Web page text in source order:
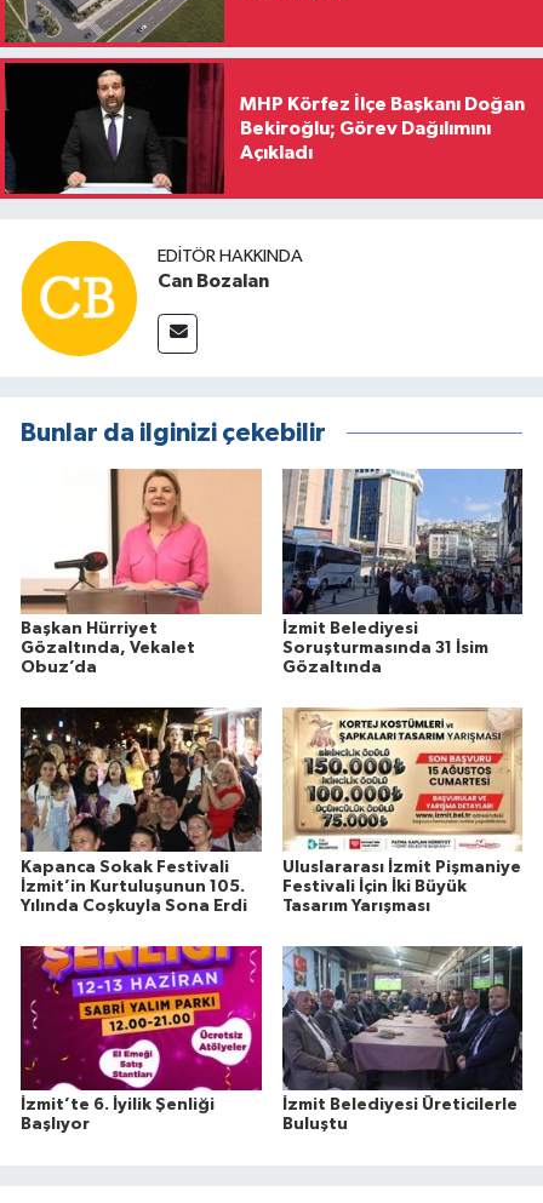
MHP Körfez İlçe Başkanı Doğan
Bekiroğlu; Görev Dağılımını
Açıkladı
EDITÖR HAKKINDA
Can Bozalan
Bunlar da ilginizi çekebilir
Başkan Hürriyet
Gözaltında, Vekalet
Obuz’da
İzmit Belediyesi
Soruşturmasında 31 İsim
Gözaltında
Kapanca Sokak Festivali
İzmit’in Kurtuluşunun 105.
Yılında Coşkuyla Sona Erdi
Uluslararası İzmit Pişmaniye
Festivali İçin İki Büyük
Tasarım Yarışması
İzmit’te 6. İyilik Şenliği
Başlıyor
İzmit Belediyesi Üreticilerle
Buluştu